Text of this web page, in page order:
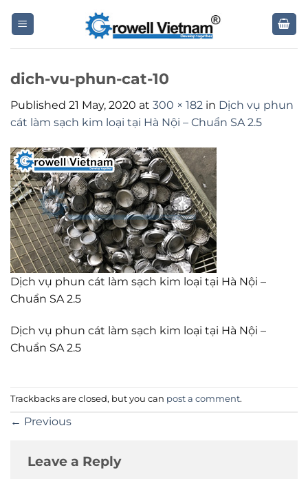
dich-vu-phun-cat-10
Published 21 May, 2020 at 300 × 182 in Dịch vụ phun
cát làm sạch kim loại tại Hà Nội – Chuẩn SA 2.5
Dịch vụ phun cát làm sạch kim loại tại Hà Nội –
Chuẩn SA 2.5
Dịch vụ phun cát làm sạch kim loại tại Hà Nội –
Chuẩn SA 2.5
Trackbacks are closed, but you can post a comment.
← Previous
Leave a Reply